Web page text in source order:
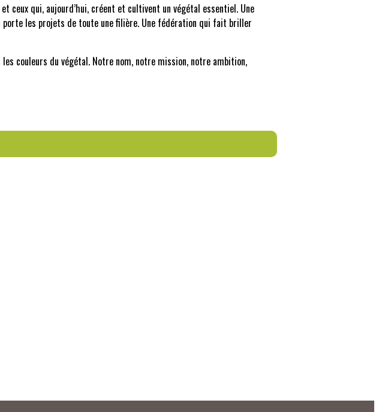
ceux qui, aujourd’hui, créent et cultivent un végétal essentiel. Une
les projets de toute une filière. Une fédération qui fait briller
couleurs du végétal. Notre nom, notre mission, notre ambition,